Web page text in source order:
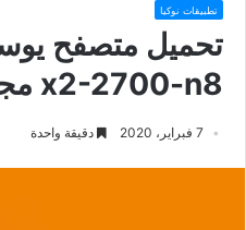
تطبيقات نوكيا
n8-‏x2-2700 مجانا
7 فبراير، 2020 دقيقة واحدة